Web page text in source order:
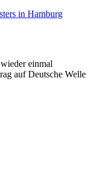
in Hamburg
einmal
auf Deutsche Welle